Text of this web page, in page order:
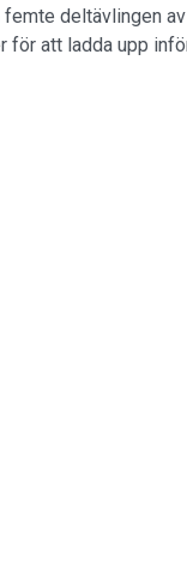
deltävlingen av
för att ladda upp